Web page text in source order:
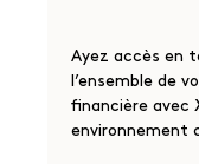
Ayez accès en
l’ensemble de
financière avec
environnement